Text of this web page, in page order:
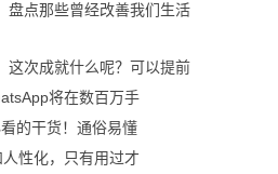
盘点那些曾经改善我们生活
这次成就什么呢？可以提前
将在数百万手
的干货！通俗易懂
性化，只有用过才